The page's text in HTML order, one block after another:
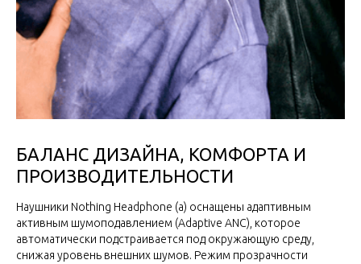
БАЛАНС ДИЗАЙНА, КОМФОРТА И
ПРОИЗВОДИТЕЛЬНОСТИ
Наушники Nothing Headphone (a) оснащены адаптивным
активным шумоподавлением (Adaptive ANC), которое
автоматически подстраивается под окружающую среду,
снижая уровень внешних шумов. Режим прозрачности